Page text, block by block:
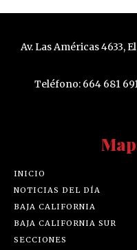
Av. Las Américas 4633,
Teléfono: 664 681
INICIO
NOTICIAS DEL DÍA
BAJA CALIFORNIA
BAJA CALIFORNIA SUR
SECCIONES